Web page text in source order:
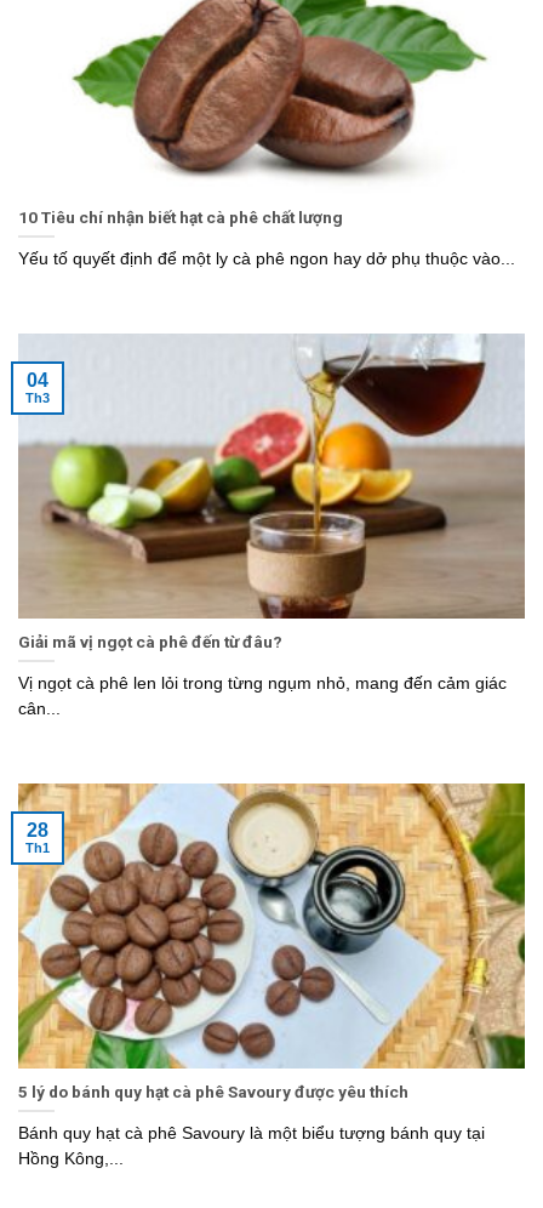
10 Tiêu chí nhận biết hạt cà phê chất lượng
Yếu tố quyết định để một ly cà phê ngon hay dở phụ thuộc vào...
Giải mã vị ngọt cà phê đến từ đâu?
Vị ngọt cà phê len lỏi trong từng ngụm nhỏ, mang đến cảm giác
cân...
04
Th3
5 lý do bánh quy hạt cà phê Savoury được yêu thích
Bánh quy hạt cà phê Savoury là một biểu tượng bánh quy tại
Hồng Kông,...
28
Th1